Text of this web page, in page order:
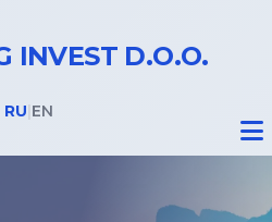
INVEST D.O.O.
RU EN